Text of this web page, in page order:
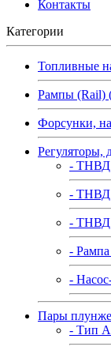
Контакты
Категории
Топливные
Рампы (Rail)
Форсунки,
Регуляторы,
- ТНВД
- ТНВД
- ТНВД
-
-
Пары
- Тип